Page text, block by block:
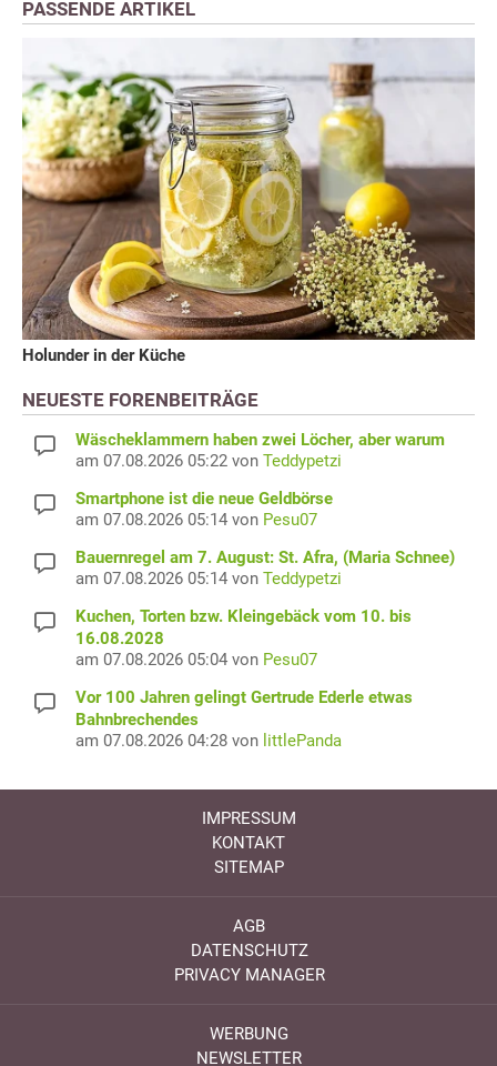
PASSENDE ARTIKEL
Holunder in der Küche
NEUESTE FORENBEITRÄGE
Wäscheklammern haben zwei Löcher, aber warum
am 07.08.2026 05:22 von Teddypetzi
Smartphone ist die neue Geldbörse
am 07.08.2026 05:14 von Pesu07
Bauernregel am 7. August: St. Afra, (Maria Schnee)
am 07.08.2026 05:14 von Teddypetzi
Kuchen, Torten bzw. Kleingebäck vom 10. bis
16.08.2028
am 07.08.2026 05:04 von Pesu07
Vor 100 Jahren gelingt Gertrude Ederle etwas
Bahnbrechendes
am 07.08.2026 04:28 von littlePanda
IMPRESSUM
KONTAKT
SITEMAP
AGB
DATENSCHUTZ
PRIVACY MANAGER
WERBUNG
NEWSLETTER